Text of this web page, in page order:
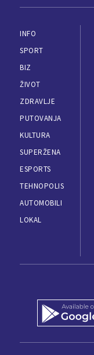
INFO
SPORT
BIZ
ŽIVOT
ZDRAVLJE
PUTOVANJA
KULTURA
SUPERŽENA
ESPORTS
TEHNOPOLIS
AUTOMOBILI
LOKAL